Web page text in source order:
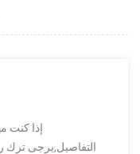
إذا كنت
التفاصيل,يرجى ترك